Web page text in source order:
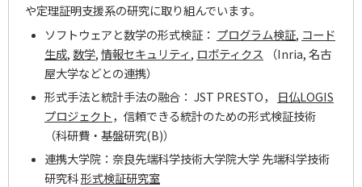
や定理証明支援系の研究に取り組んでいます。
ソフトウェアと数学の形式検証： プログラム検証, コード
生成,数学,情報セキュリティ, ロボティクス （Inria, 名古
屋大学などとの連携）
形式手法と統計手法の融合： JST PRESTO， 日仏LOGIS
プロジェクト，信頼できる統計のための形式検証技術
（科研費・基盤研究(B)）
連携大学院：奈良先端科学技術大学院大学 先端科学技術
研究科形式検証研究室